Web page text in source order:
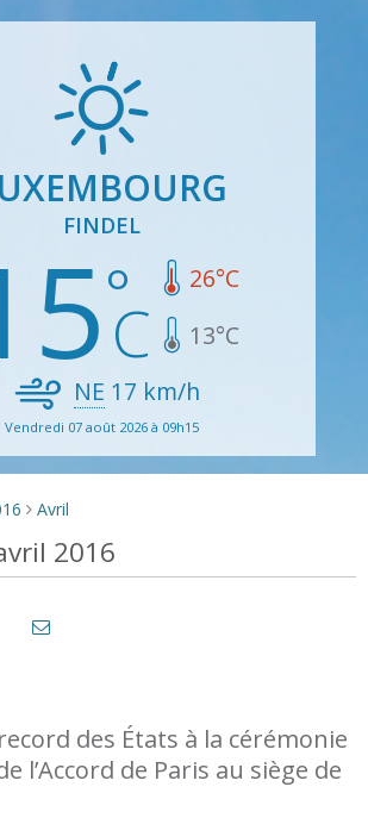
FINDEL
26°C
13°C
NE 17 km/h
Vendredi 07 août 2026 à 09h15
> Avril
2016
des États à la cérémonie
l’Accord de Paris au siège de